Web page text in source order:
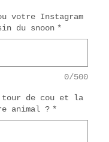
votre Instagram
du snoon *
0/500
de cou et la
animal ? *